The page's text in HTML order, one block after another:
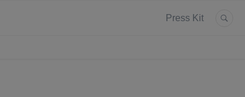
Press Kit